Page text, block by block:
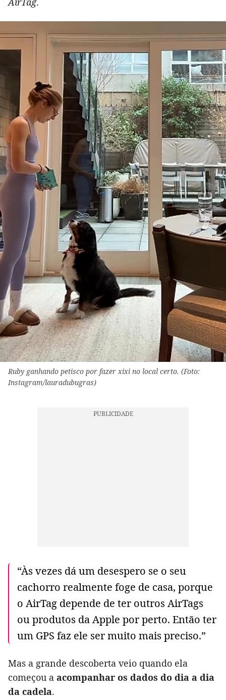
Ruby ganhando petisco por fazer xixi no local certo. (Foto:
Instagram/lauradubugras)
“Às vezes dá um desespero se o seu
cachorro realmente foge de casa, porque
o AirTag depende de ter outros AirTags
ou produtos da Apple por perto. Então ter
um GPS faz ele ser muito mais preciso.”
Mas a grande descoberta veio quando ela
começou a acompanhar os dados do dia a dia
da cadela.